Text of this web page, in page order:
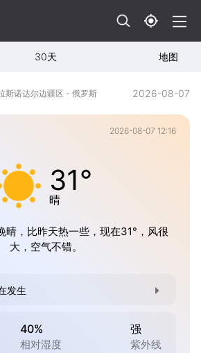
30天 地图
斯诺达尔边疆区 - 俄罗斯 2026-08-07
2026-08-07 12:16
31°
晴
晴，比昨天热一些，现在31°，风很
大，空气不错。
发生
40%
相对湿度
强
紫外线